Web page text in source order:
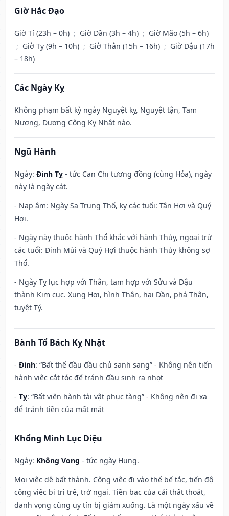
Giờ Hắc Đạo
Giờ Tí (23h – 0h) ; Giờ Dần (3h – 4h) ; Giờ Mão (5h – 6h)
; Giờ Tỵ (9h – 10h) ; Giờ Thân (15h – 16h) ; Giờ Dậu (17h
– 18h)
Các Ngày Kỵ
Không phạm bất kỳ ngày Nguyệt kỵ, Nguyệt tận, Tam
Nương, Dương Công Kỵ Nhật nào.
Ngũ Hành
Ngày: Đinh Tỵ - tức Can Chi tương đồng (cùng Hỏa), ngày
này là ngày cát.
- Nạp âm: Ngày Sa Trung Thổ, kỵ các tuổi: Tân Hợi và Quý
Hợi.
- Ngày này thuộc hành Thổ khắc với hành Thủy, ngoại trừ
các tuổi: Đinh Mùi và Quý Hợi thuộc hành Thủy không sợ
Thổ.
- Ngày Tỵ lục hợp với Thân, tam hợp với Sửu và Dậu
thành Kim cục. Xung Hợi, hình Thân, hại Dần, phá Thân,
tuyệt Tý.
Bành Tổ Bách Kỵ Nhật
- Đinh: “Bất thế đầu đầu chủ sanh sang” - Không nên tiến
hành việc cắt tóc để tránh đầu sinh ra nhọt
- Tỵ: “Bất viễn hành tài vật phục tàng” - Không nên đi xa
để tránh tiền của mất mát
Khổng Minh Lục Diệu
Ngày: Không Vong - tức ngày Hung.
Mọi việc dễ bất thành. Công việc đi vào thế bế tắc, tiến độ
công việc bị trì trệ, trở ngại. Tiền bạc của cải thất thoát,
danh vọng cũng uy tín bị giảm xuống. Là một ngày xấu về